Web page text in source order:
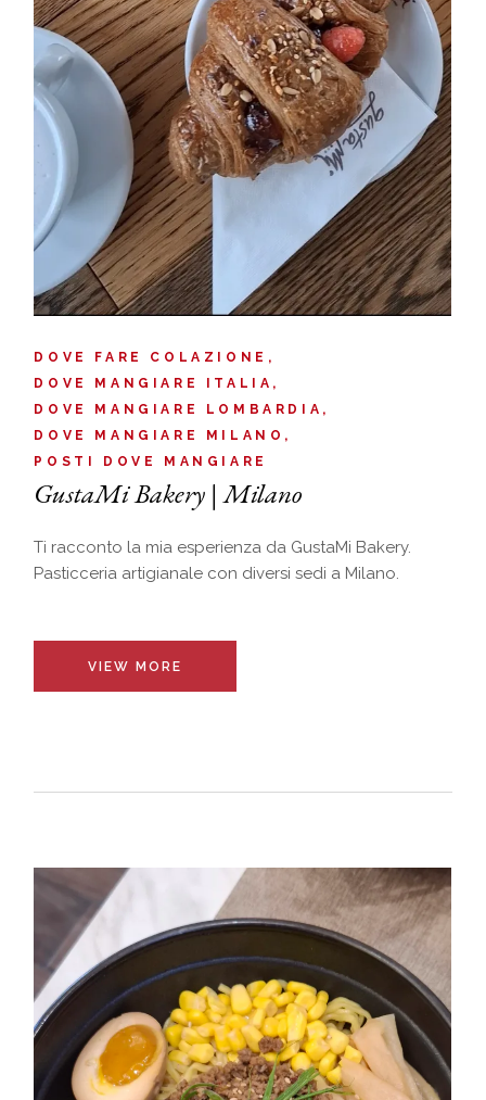
DOVE FARE COLAZIONE
DOVE MANGIARE ITALIA
DOVE MANGIARE LOMBARDIA
DOVE MANGIARE MILANO
POSTI DOVE MANGIARE
GustaMi Bakery | Milano
Ti racconto la mia esperienza da GustaMi Bakery.
Pasticceria artigianale con diversi sedi a Milano.
VIEW MORE